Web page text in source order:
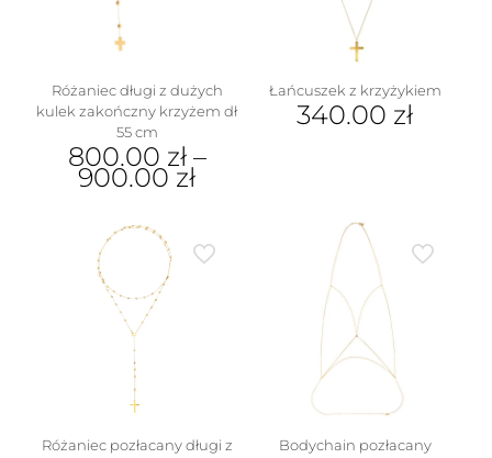
produktu
Różaniec długi z dużych
kulek zakończny krzyżem dł
55 cm
800.00 zł–
900.00 zł
produkt
wiele
wariantów.
Opcje
można
na
stronie
produktu
Łańcuszek z krzyżykiem
340.00 zł
Różaniec pozłacany długi z
Bodychain pozłacany